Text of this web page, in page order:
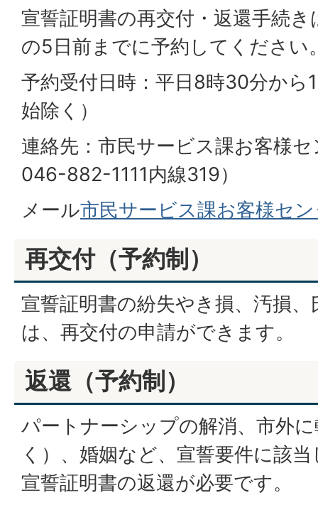
宣誓証明書の再交付・返還手続
の5日前までに予約してください
予約受付日時：平日8時30分から
始除く）
連絡先：市民サービス課お客様
046-882-1111内線319）
メール市民サービス課お客様セ
再交付（予約制）
宣誓証明書の紛失やき損、汚損
は、再交付の申請ができます。
返還（予約制）
パートナーシップの解消、市外
く）、婚姻など、宣誓要件に該
宣誓証明書の返還が必要です。